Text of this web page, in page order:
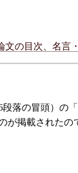
文の目次、名言
落の冒頭）の
掲載された